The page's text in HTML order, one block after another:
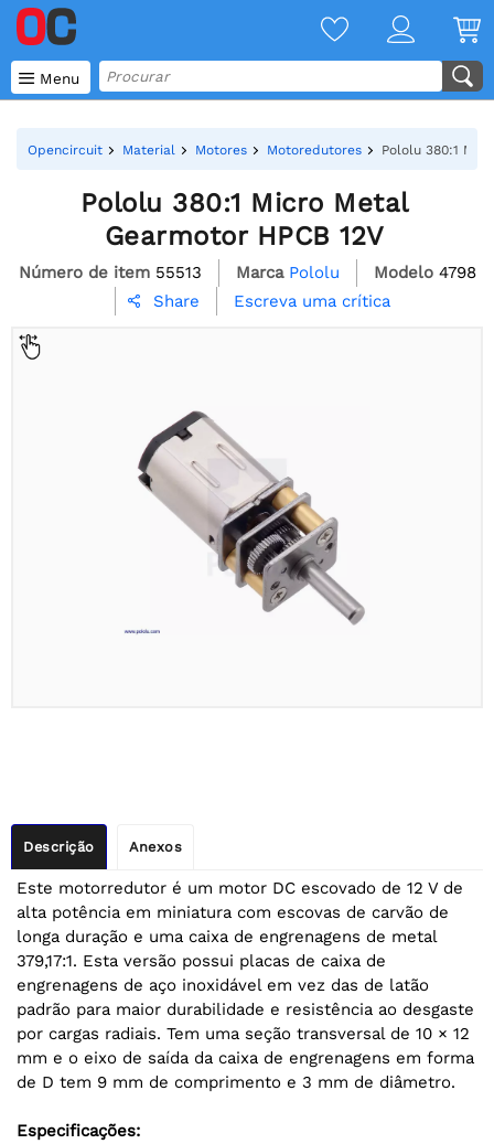
 Menu
Opencircuit Material Motores Motoredutores Pololu 380:1
Pololu 380:1 Micro Metal
Gearmotor HPCB 12V
Número de item 55513 Marca Pololu Modelo 4798
 Share Escreva uma crítica
Descrição Anexos
Este motorredutor é um motor DC escovado de 12 V de
alta potência em miniatura com escovas de carvão de
longa duração e uma caixa de engrenagens de metal
379,17:1. Esta versão possui placas de caixa de
engrenagens de aço inoxidável em vez das de latão
padrão para maior durabilidade e resistência ao desgaste
por cargas radiais. Tem uma seção transversal de 10 × 12
mm e o eixo de saída da caixa de engrenagens em forma
de D tem 9 mm de comprimento e 3 mm de diâmetro.
Especificações: